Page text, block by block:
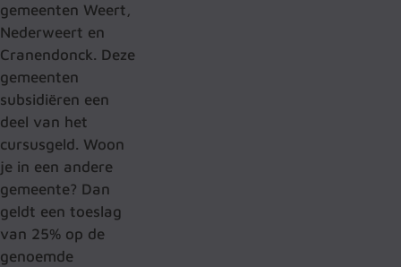
gemeenten Weert,
Nederweert en
Cranendonck. Deze
gemeenten
subsidiëren een
deel van het
cursusgeld. Woon
je in een andere
gemeente? Dan
geldt een toeslag
van 25% op de
genoemde